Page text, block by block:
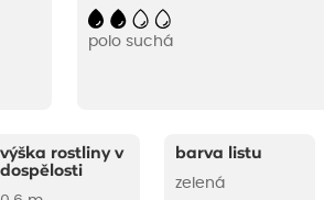
polo suchá
výška rostliny v
dospělosti
barva listu
zelená